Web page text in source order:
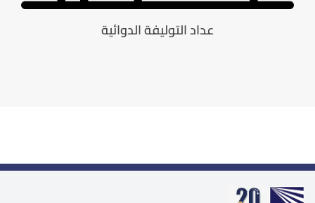
عداد التوليفة الدوائية